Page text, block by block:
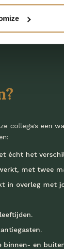
collega's een
écht het
met twee
in overleg met
binnen- en